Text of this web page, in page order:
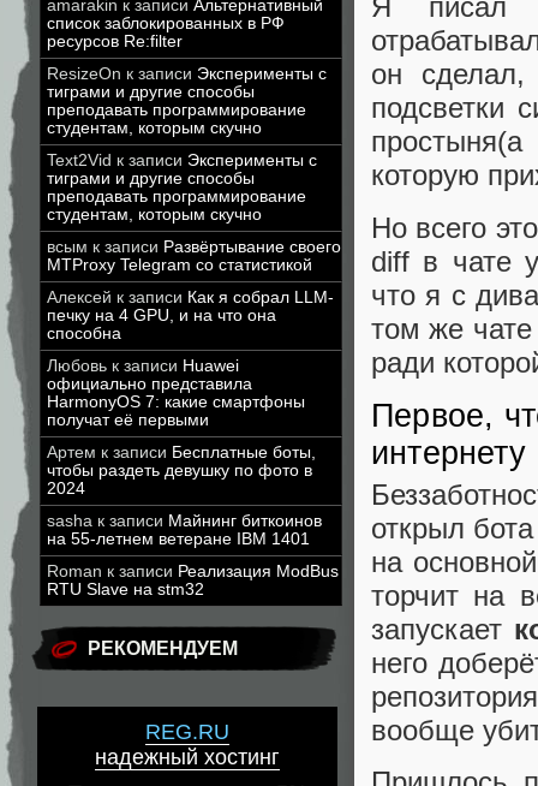
amarakin к записи Альтернативный
список заблокированных в РФ
ресурсов Re:filter
ResizeOn к записи Эксперименты с
тиграми и другие способы
преподавать программирование
студентам, которым скучно
Text2Vid к записи Эксперименты с
тиграми и другие способы
преподавать программирование
студентам, которым скучно
всым к записи Развёртывание своего
MTProxy Telegram со статистикой
Алексей к записи Как я собрал LLM-
печку на 4 GPU, и на что она
способна
Любовь к записи Huawei
официально представила
HarmonyOS 7: какие смартфоны
получат её первыми
Артем к записи Бесплатные боты,
чтобы раздеть девушку по фото в
2024
sasha к записи Майнинг биткоинов
на 55-летнем ветеране IBM 1401
Roman к записи Реализация ModBus
RTU Slave на stm32
РЕКОМЕНДУЕМ
REG.RU
надежный хостинг
Я писал
он
подсветки
которую
Но всего
diff в чате
что я с
том же чате
ради
Первое,
интернету
открыл
на
торчит на
запускает
него
вообще